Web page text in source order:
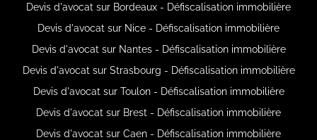
Devis d'avocat sur Bordeaux - Défiscalisation immobilière
Devis d'avocat sur Nice - Défiscalisation immobilière
Devis d'avocat sur Nantes - Défiscalisation immobilière
Devis d'avocat sur Strasbourg - Défiscalisation immobilière
Devis d'avocat sur Toulon - Défiscalisation immobilière
Devis d'avocat sur Brest - Défiscalisation immobilière
Devis d'avocat sur Caen - Défiscalisation immobilière